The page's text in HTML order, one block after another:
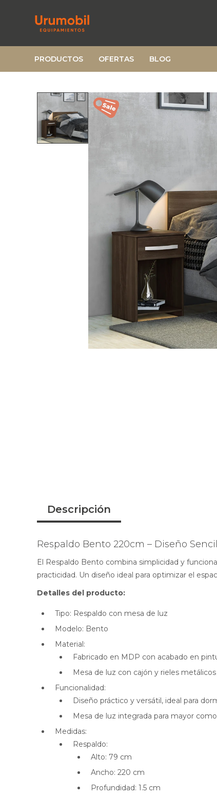
PRODUCTOS OFERTAS BLOG
Descripción
Respaldo Bento 220cm – Diseño
El Respaldo Bento combina simplicidad y
practicidad. Un diseño ideal para optimizar el
Detalles del producto:
Tipo: Respaldo con mesa de luz
Modelo: Bento
Material:
Fabricado en MDP con acabado en
Mesa de luz con cajón y rieles
Funcionalidad:
Diseño práctico y versátil, ideal para
Mesa de luz integrada para mayor
Medidas:
Respaldo:
Alto: 79 cm
Ancho: 220 cm
Profundidad: 1.5 cm